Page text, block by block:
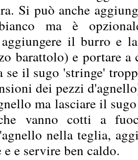
Si può anche
ma è
il burro e
barattolo) e portare a
se il sugo 'stringe'
dei pezzi
ma lasciare il
vanno cotti a
nella teglia,
e e servire ben caldo.